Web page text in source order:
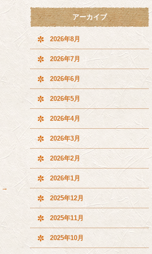
→
アーカイブ
2026年8月
2026年7月
2026年6月
2026年5月
2026年4月
2026年3月
2026年2月
2026年1月
2025年12月
2025年11月
2025年10月